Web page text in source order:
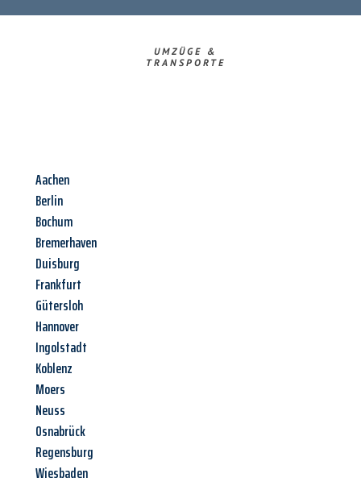
UMZÜGE &
TRANSPORTE
Aachen
Berlin
Bochum
Bremerhaven
Duisburg
Frankfurt
Gütersloh
Hannover
Ingolstadt
Koblenz
Moers
Neuss
Osnabrück
Regensburg
Wiesbaden